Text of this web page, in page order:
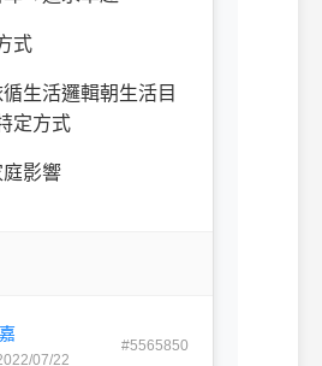
式
生活邏輯朝生活目
定方式
庭影響
07/22
#5565850